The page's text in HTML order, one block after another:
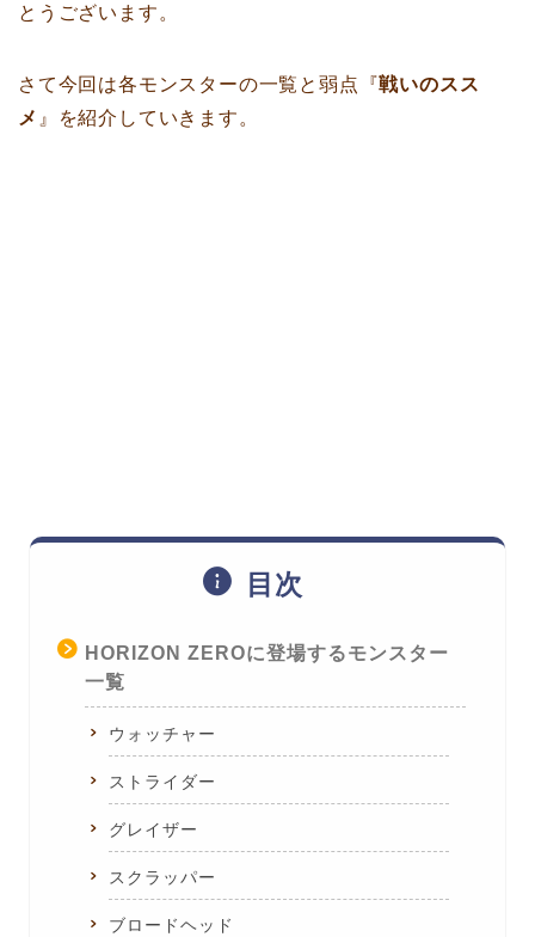
とうございます。
さて今回は各モンスターの一覧と弱点『戦いのスス
メ 』を紹介していきます。
目次
HORIZON ZEROに登場するモンスター
一覧
ウォッチャー
ストライダー
グレイザー
スクラッパー
ブロードヘッド